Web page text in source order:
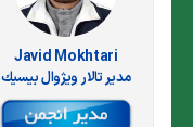
Javid Mokhtari
مدير تالار ويژوال بيسيك